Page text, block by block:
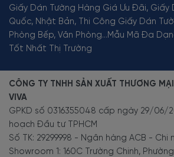
Giấy Dán Tường Hàng Giá Ưu Đãi, Giấy
Quốc, Nhật Bản, Thi Công Giấy Dán
Phòng Bếp, Văn Phòng...Mẫu Mã Đa
Tốt Nhất Thị Trường
CÔNG TY TNHH SẢN XUẤT THƯƠNG
VIVA
GPKD số 0316355048 cấp ngày 29/06/
hoạch Đầu tư TPHCM
Số TK: 29299998 - Ngân hàng ACB - Chi
Showroom 1: 160C Trường Chinh,